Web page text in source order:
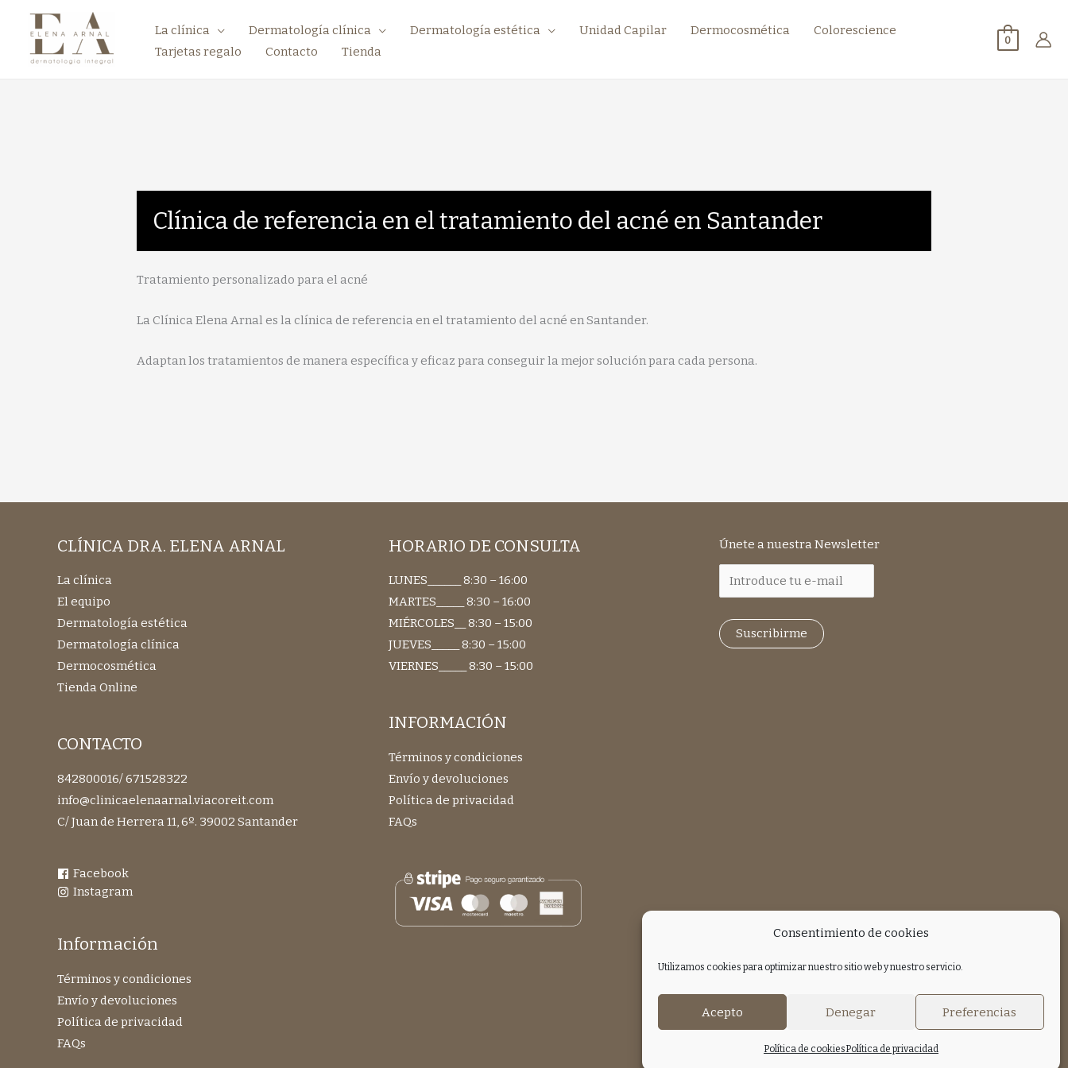
Consentimiento de cookies
Utilizamos cookies para optimizar nuestro sitio web y nuestro servicio.
Acepto Denegar Preferencias
Política de cookiesPolítica de privacidad
La clínica Dermatología clínica Dermatología estética Unidad Capilar Dermocosmética
Colorescience
Tarjetas regalo
Contacto Tienda
0
Clínica de referencia en el tratamiento del acné en Santander
Tratamiento personalizado para el acné
La Clínica Elena Arnal es la clínica de referencia en el tratamiento del acné en Santander.
Adaptan los tratamientos de manera específica y eficaz para conseguir la mejor solución para cada persona.
CLÍNICA DRA. ELENA ARNAL
La clínica
El equipo
Dermatología estética
Dermatología clínica
Dermocosmética
Tienda Online
CONTACTO
842800016/671528322
info@clinicaelenaarnal.viacoreit.com
C/ Juan de Herrera 11, 6º. 39002 Santander
Facebook
Instagram
Información
Términos y condiciones
Envío y devoluciones
Política de privacidad
FAQs
HORARIO DE CONSULTA
LUNES______ 8:30 – 16:00
MARTES_____ 8:30 – 16:00
MIÉRCOLES__ 8:30 – 15:00
JUEVES_____ 8:30 – 15:00
VIERNES_____ 8:30 – 15:00
INFORMACIÓN
Términos y condiciones
Envío y devoluciones
Política de privacidad
FAQs
Únete a nuestra Newsletter